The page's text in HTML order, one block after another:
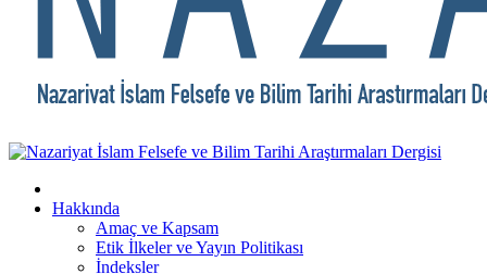
Hakkında
Amaç ve Kapsam
Etik İlkeler ve Yayın Politikası
İndeksler